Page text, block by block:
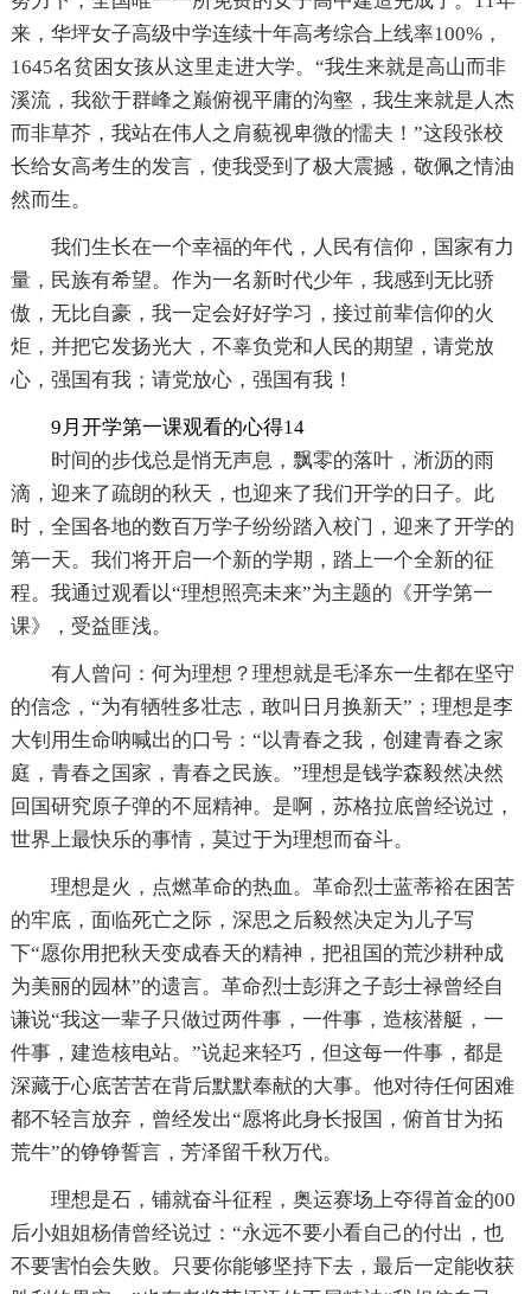
来，华坪女子高级中学连续十年高考综合上线率100%，
1645名贫困女孩从这里走进大学。“我生来就是高山而非
溪流，我欲于群峰之巅俯视平庸的沟壑，我生来就是人杰
而非草芥，我站在伟人之肩藐视卑微的懦夫！”这段张校
长给女高考生的发言，使我受到了极大震撼，敬佩之情油
然而生。
我们生长在一个幸福的年代，人民有信仰，国家有力
量，民族有希望。作为一名新时代少年，我感到无比骄
傲，无比自豪，我一定会好好学习，接过前辈信仰的火
炬，并把它发扬光大，不辜负党和人民的期望，请党放
心，强国有我；请党放心，强国有我！
9月开学第一课观看的心得14
时间的步伐总是悄无声息，飘零的落叶，淅沥的雨
滴，迎来了疏朗的秋天，也迎来了我们开学的日子。此
时，全国各地的数百万学子纷纷踏入校门，迎来了开学的
第一天。我们将开启一个新的学期，踏上一个全新的征
程。我通过观看以“理想照亮未来”为主题的《开学第一
课》，受益匪浅。
有人曾问：何为理想？理想就是毛泽东一生都在坚守
的信念，“为有牺牲多壮志，敢叫日月换新天”；理想是李
大钊用生命呐喊出的口号：“以青春之我，创建青春之家
庭，青春之国家，青春之民族。”理想是钱学森毅然决然
回国研究原子弹的不屈精神。是啊，苏格拉底曾经说过，
世界上最快乐的事情，莫过于为理想而奋斗。
理想是火，点燃革命的热血。革命烈士蓝蒂裕在困苦
的牢底，面临死亡之际，深思之后毅然决定为儿子写
下“愿你用把秋天变成春天的精神，把祖国的荒沙耕种成
为美丽的园林”的遗言。革命烈士彭湃之子彭士禄曾经自
谦说“我这一辈子只做过两件事，一件事，造核潜艇，一
件事，建造核电站。”说起来轻巧，但这每一件事，都是
深藏于心底苦苦在背后默默奉献的大事。他对待任何困难
都不轻言放弃，曾经发出“愿将此身长报国，俯首甘为拓
荒牛”的铮铮誓言，芳泽留千秋万代。
理想是石，铺就奋斗征程，奥运赛场上夺得首金的00
后小姐姐杨倩曾经说过：“永远不要小看自己的付出，也
不要害怕会失败。只要你能够坚持下去，最后一定能收获